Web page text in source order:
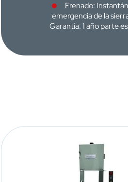
Frenado:
emergencia de la
Garantía: 1 año parte